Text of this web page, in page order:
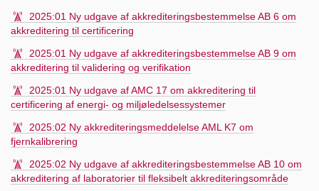
2025:01 Ny udgave af akkrediteringsbestemmelse AB 6 om
akkreditering til certificering
2025:01 Ny udgave af akkrediteringsbestemmelse AB 9 om
akkreditering til validering og verifikation
2025:01 Ny udgave af AMC 17 om akkreditering til
certificering af energi- og miljøledelsessystemer
2025:02 Ny akkrediteringsmeddelelse AML K7 om
fjernkalibrering
2025:02 Ny udgave af akkrediteringsbestemmelse AB 10 om
akkreditering af laboratorier til fleksibelt akkrediteringsområde